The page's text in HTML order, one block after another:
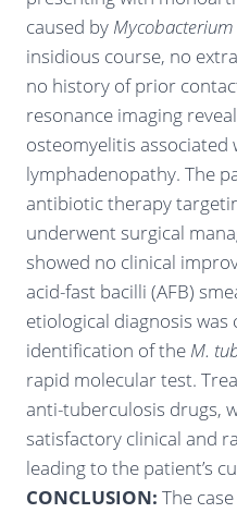
caused by
insidious course, no
no history of prior
resonance imaging
osteomyelitis associated
lymphadenopathy. The
antibiotic therapy
underwent surgical
showed no clinical
acid-fast bacilli (AFB)
etiological diagnosis
identification of the M.
rapid molecular test.
anti-tuberculosis drugs,
satisfactory clinical and
leading to the patient’s
CONCLUSION: The